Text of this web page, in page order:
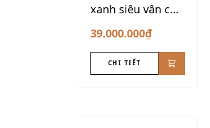
xanh siêu vân cực
hiếm 175kg
39.000.000₫
CHI TIẾT